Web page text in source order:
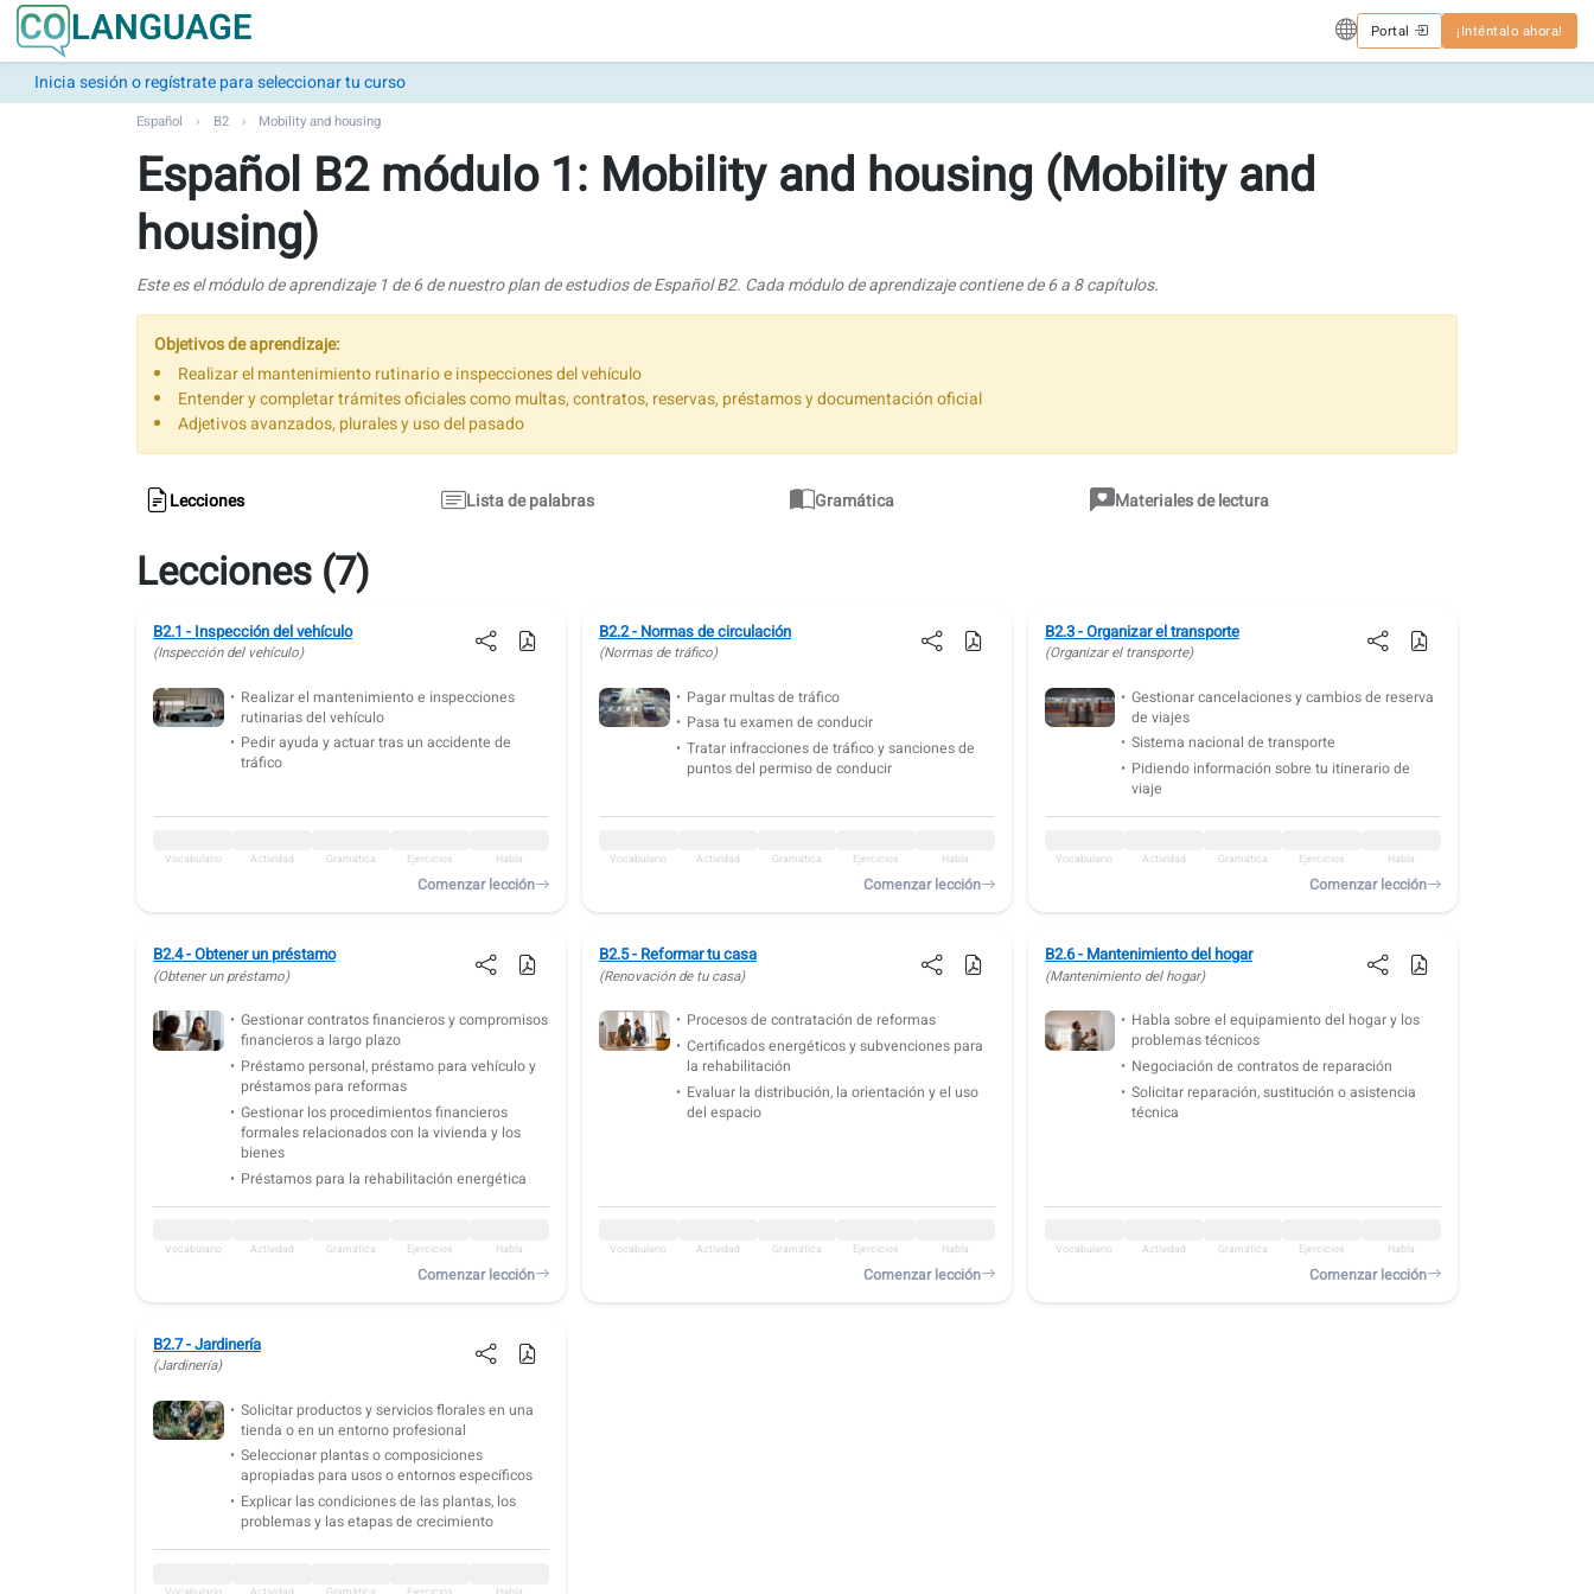
Portal ¡Inténtalo ahora!
Inicia sesión o regístrate para seleccionar tu curso
Español B2 Mobility and housing
Español B2 módulo 1: Mobility and housing (Mobility and
housing)
Este es el módulo de aprendizaje 1 de 6 de nuestro plan de estudios de Español B2. Cada módulo de aprendizaje contiene de 6 a 8 capítulos.
Objetivos de aprendizaje:
Realizar el mantenimiento rutinario e inspecciones del vehículo
Entender y completar trámites oficiales como multas, contratos, reservas, préstamos y documentación oficial
Adjetivos avanzados, plurales y uso del pasado
Lecciones Lista de palabras Gramática Materiales de lectura
Lecciones (7)
B2.1 - Inspección del vehículo
(Inspección del vehículo)
Realizar el mantenimiento e inspecciones
rutinarias del vehículo
Pedir ayuda y actuar tras un accidente de
tráfico
Vocabulario Actividad Gramática Ejercicios Habla
Comenzar lección
B2.2 - Normas de circulación
(Normas de tráfico)
Pagar multas de tráfico
Pasa tu examen de conducir
Tratar infracciones de tráfico y sanciones de
puntos del permiso de conducir
Vocabulario Actividad Gramática Ejercicios Habla
Comenzar lección
B2.3 - Organizar el transporte
(Organizar el transporte)
Gestionar cancelaciones y cambios de reserva
de viajes
Sistema nacional de transporte
Pidiendo información sobre tu itinerario de
viaje
Vocabulario Actividad Gramática Ejercicios Habla
Comenzar lección
B2.4 - Obtener un préstamo
(Obtener un préstamo)
Gestionar contratos financieros y compromisos
financieros a largo plazo
Préstamo personal, préstamo para vehículo y
préstamos para reformas
Gestionar los procedimientos financieros
formales relacionados con la vivienda y los
bienes
Préstamos para la rehabilitación energética
Vocabulario Actividad Gramática Ejercicios Habla
Comenzar lección
B2.5 - Reformar tu casa
(Renovación de tu casa)
Procesos de contratación de reformas
Certificados energéticos y subvenciones para
la rehabilitación
Evaluar la distribución, la orientación y el uso
del espacio
Vocabulario Actividad Gramática Ejercicios Habla
Comenzar lección
B2.6 - Mantenimiento del hogar
(Mantenimiento del hogar)
Habla sobre el equipamiento del hogar y los
problemas técnicos
Negociación de contratos de reparación
Solicitar reparación, sustitución o asistencia
técnica
Vocabulario Actividad Gramática Ejercicios Habla
Comenzar lección
B2.7 - Jardinería
(Jardinería)
Solicitar productos y servicios florales en una
tienda o en un entorno profesional
Seleccionar plantas o composiciones
apropiadas para usos o entornos específicos
Explicar las condiciones de las plantas, los
problemas y las etapas de crecimiento